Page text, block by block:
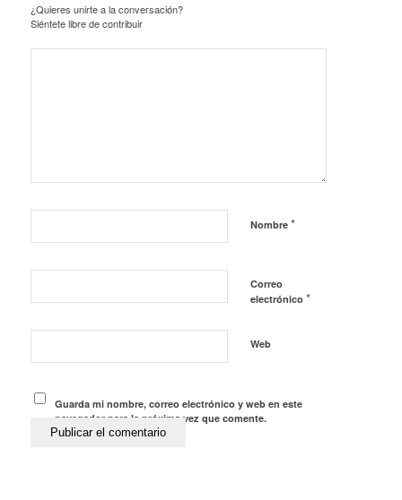
¿Quieres unirte a la conversación?
Siéntete libre de contribuir
Nombre *
Correo
electrónico *
Web
Guarda mi nombre, correo electrónico y web en este
navegador para la próxima vez que comente.